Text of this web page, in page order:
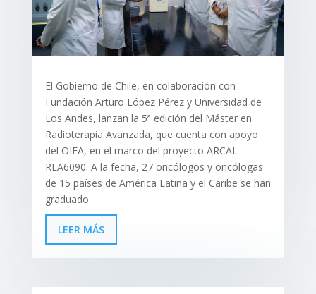
El Gobierno de Chile, en colaboración con
Fundación Arturo López Pérez y Universidad de
Los Andes, lanzan la 5ª edición del Máster en
Radioterapia Avanzada, que cuenta con apoyo
del OIEA, en el marco del proyecto ARCAL
RLA6090. A la fecha, 27 oncólogos y oncólogas
de 15 países de América Latina y el Caribe se han
graduado.
LEER MÁS